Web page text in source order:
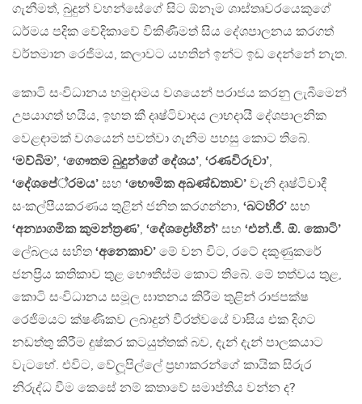
ගැනීමත්, බුදුන් වහන්සේගේ සිට ඕනෑම ශාස්තෘවරයෙකුගේ
ධර්මය පදික වේදිකාවේ විකිණීමත් සිය දේශපාලනය කරගත්
වර්තමාන රෙජිමය, කලාවට යහතින් ඉන්ට ඉඩ දෙන්නේ නැත.
කොටි සංවිධානය හමුදාමය වශයෙන් පරාජය කරනු ලැබීමෙන්
උපයාගත් හයිය, ඉහත කී දෘෂ්ටිවාදය ලාභදායී දේශපාලනික
වෙළඳාමක් වශයෙන් පවත්වා ගැනීම පහසු කොට තිබේ.
‘මව්බිම’, ‘ගෞතම බුදුන්ගේ දේශය’, ‘රණවිරුවා’,
‘දේශපේ‍්‍රමය’ සහ ‘භෞමික අඛණ්ඩතාව’ වැනි දෘෂ්ටිවාදී
සංකල්පීයකරණය තුළින් ජනිත කරගන්නා, ‘බටහිර’ සහ
‘අන්‍යාගමික කුමන්ත‍්‍රණ’, ‘දේශද්‍රෝහීන්’ සහ ‘එන්.ජී. ඕ. කොටි’
ලේබලය සහිත ‘අනෙකාව’ මේ වන විට, රටේ දකුණුකරේ
ජනප‍්‍රිය කතිකාව තුළ භෞතීස්ම කොට තිබේ. මේ තත්වය තුළ,
කොටි සංවිධානය සමූල ඝාතනය කිරීම තුළින් රාජපක්ෂ
රෙජිමයට ක්ෂණිකව ලබාදුන් වීරත්වයේ වාසිය එක දිගට
නඩත්තු කිරීම දුෂ්කර කටයුත්තක් බව, දැන් දැන් පාලකයාට
වැටහේ. එවිට, වේලූපිල්ලේ ප‍්‍රභාකරන්ගේ කායික සිරුර
නිරුද්ධ වීම කෙසේ නම් කතාවේ සමාප්තිය වන්න ද?